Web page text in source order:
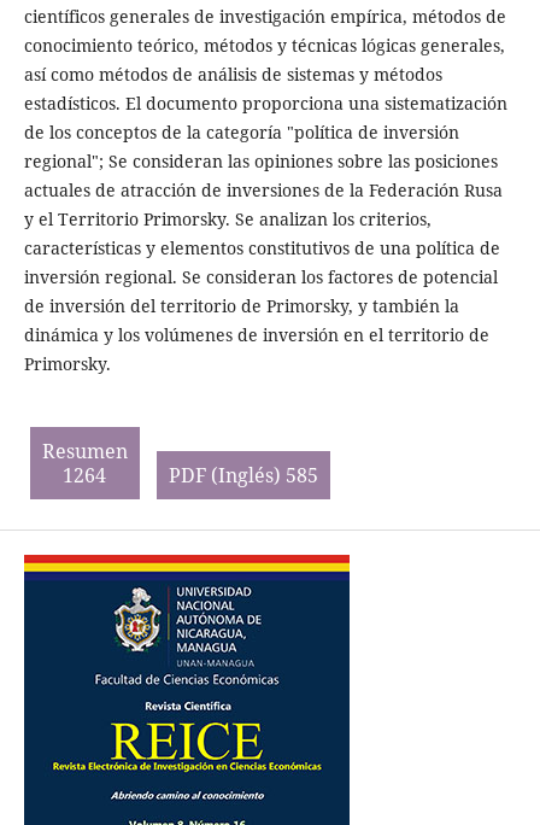
científicos generales de investigación empírica, métodos de
conocimiento teórico, métodos y técnicas lógicas generales,
así como métodos de análisis de sistemas y métodos
estadísticos. El documento proporciona una sistematización
de los conceptos de la categoría "política de inversión
regional"; Se consideran las opiniones sobre las posiciones
actuales de atracción de inversiones de la Federación Rusa
y el Territorio Primorsky. Se analizan los criterios,
características y elementos constitutivos de una política de
inversión regional. Se consideran los factores de potencial
de inversión del territorio de Primorsky, y también la
dinámica y los volúmenes de inversión en el territorio de
Primorsky.
Resumen
1264
PDF (Inglés) 585